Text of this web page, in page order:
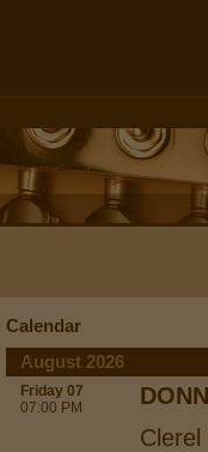
Calendar
August 2026
Friday 07
07:00 PM